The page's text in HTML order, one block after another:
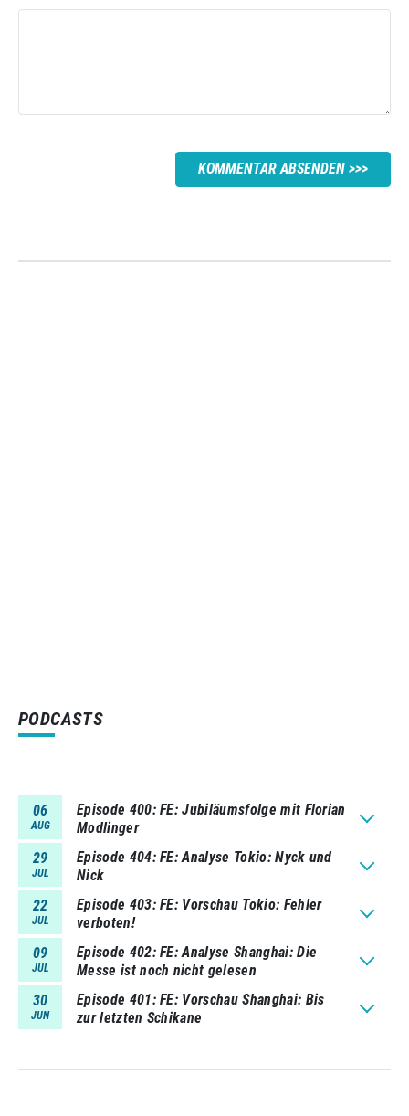
KOMMENTAR ABSENDEN
PODCASTS
06
AUG
Episode 400 FE: Jubiläumsfolge mit Florian
Modlinger
29
JUL
Episode 404 FE: Analyse Tokio: Nyck und
Nick
22
JUL
Episode 403 FE: Vorschau Tokio: Fehler
verboten!
09
JUL
Episode 402 FE: Analyse Shanghai: Die
Messe ist noch nicht gelesen
30
JUN
Episode 401 FE: Vorschau Shanghai: Bis
zur letzten Schikane